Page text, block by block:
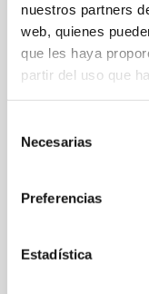
nuestros partners
web, quienes
que les haya
partir del uso que
Necesarias
Preferencias
Estadística
Carrer Abu-S-
633032614
Web